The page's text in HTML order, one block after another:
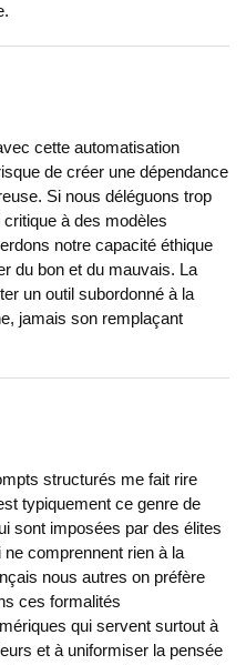
cette automatisation
de créer une dépendance
Si nous déléguons trop
à des modèles
notre capacité éthique
du bon et du mauvais. La
un outil subordonné à la
jamais son remplaçant
structurés me fait rire
typiquement ce genre de
sont imposées par des élites
comprennent rien à la
nous autres on préfère
ces formalités
qui servent surtout à
et à uniformiser la pensée